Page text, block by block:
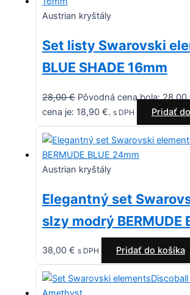
Austrian kryštály
Set listy Swarovski
BLUE SHADE 16mm
28,00€ Pôvodná cena bola: 28,00
cena je: 18,90 €. s DPH Pridať
Austrian kryštály
Elegantný set
slzy modrý BERMUDE
38,00 € s DPH Pridať do košíka